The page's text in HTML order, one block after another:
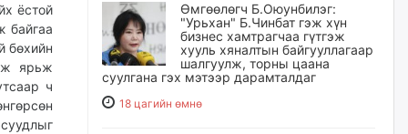
ёстой
байгаа
бөхийн
ярьж
ч
Өмгөөлөгч Б.Оюунбилэг:
"Урьхан" Б.Чинбат гэж хүн
бизнес хамтрагчаа гүтгэж
хууль хяналтын байгууллагаар
шалгуулж, торны цаана
суулгана гэх мэтээр дарамталдаг
18 цагийн өмнө